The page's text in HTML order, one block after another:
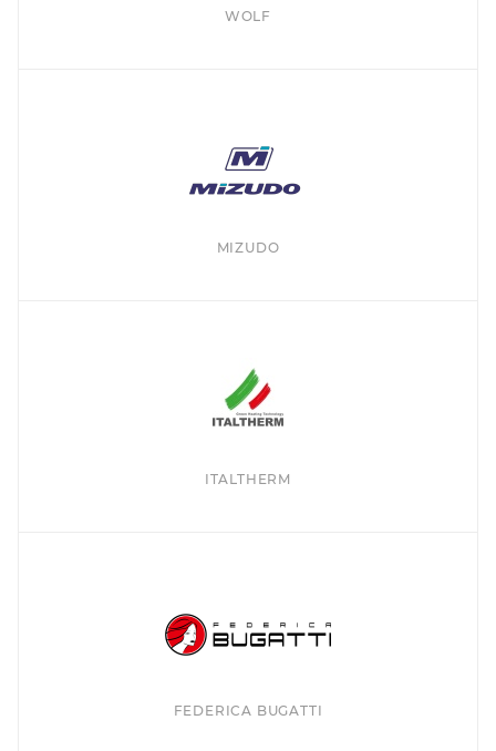
WOLF
MIZUDO
ITALTHERM
FEDERICA BUGATTI